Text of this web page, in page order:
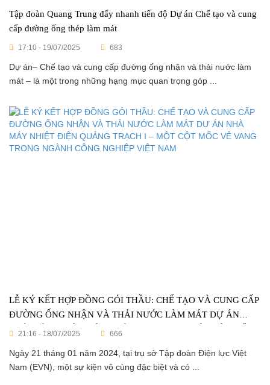
Tập đoàn Quang Trung đẩy nhanh tiến độ Dự án Chế tạo và cung
cấp đường ống thép làm mát
17:10 - 19/07/2025 683
Dự án– Chế tạo và cung cấp đường ống nhận và thải nước làm
mát – là một trong những hạng mục quan trọng góp ...
LỄ KÝ KẾT HỢP ĐỒNG GÓI THẦU: CHẾ TẠO VÀ CUNG CẤP
ĐƯỜNG ỐNG NHẬN VÀ THẢI NƯỚC LÀM MÁT DỰ ÁN
NHÀ MÁY NHIỆT ĐIỆN QUẢNG TRẠCH I – MỘT CỘT MỐC
21:16 - 18/07/2025 666
Ngày 21 tháng 01 năm 2024, tại trụ sở Tập đoàn Điện lực Việt
Nam (EVN), một sự kiện vô cùng đặc biệt và có ...